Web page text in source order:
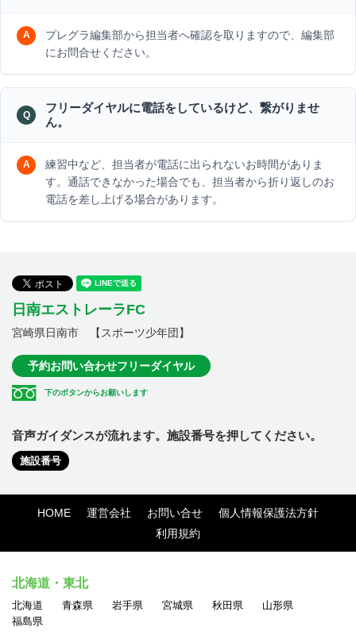
プレグラ編集部から担当者へ確認を取りますので、編集部
にお問合せください。
フリーダイヤルに電話をしているけど、繋がりませ
ん。
練習中など、担当者が電話に出られないお時間がありま
す。通話できなかった場合でも、担当者から折り返しのお
電話を差し上げる場合があります。
日南エストレーラFC
宮崎県日南市 【スポーツ少年団】
予約お問い合わせフリーダイヤル
下のボタンからお願いします
音声ガイダンスが流れます。施設番号を押してください。
施設番号
HOME 運営会社 お問い合せ
個人情報保護法方針
利用規約
北海道・東北
北海道 青森県 岩手県 宮城県 秋田県
山形県
福島県